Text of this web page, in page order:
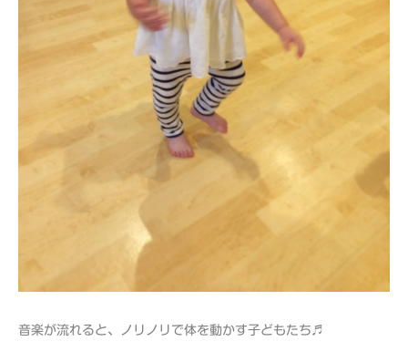
音楽が流れると、ノリノリで体を動かす子どもたち♬